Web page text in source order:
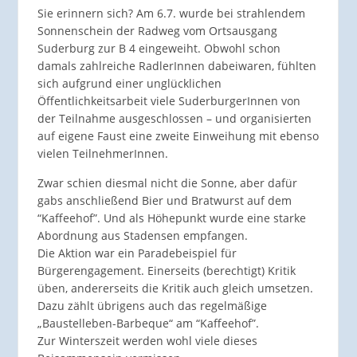
Sie erinnern sich? Am 6.7. wurde bei strahlendem
Sonnenschein der Radweg vom Ortsausgang
Suderburg zur B 4 eingeweiht. Obwohl schon
damals zahlreiche RadlerInnen dabeiwaren, fühlten
sich aufgrund einer unglücklichen
Öffentlichkeitsarbeit viele SuderburgerInnen von
der Teilnahme ausgeschlossen – und organisierten
auf eigene Faust eine zweite Einweihung mit ebenso
vielen TeilnehmerInnen.
Zwar schien diesmal nicht die Sonne, aber dafür
gabs anschließend Bier und Bratwurst auf dem
“Kaffeehof”. Und als Höhepunkt wurde eine starke
Abordnung aus Stadensen empfangen.
Die Aktion war ein Paradebeispiel für
Bürgerengagement. Einerseits (berechtigt) Kritik
üben, andererseits die Kritik auch gleich umsetzen.
Dazu zählt übrigens auch das regelmäßige
„Baustelleben-Barbeque“ am “Kaffeehof”.
Zur Winterszeit werden wohl viele dieses